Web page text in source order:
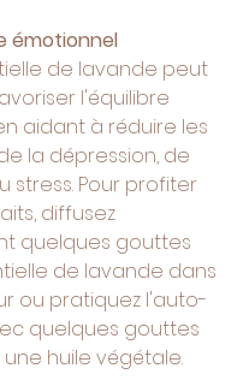
émotionnel
de lavande peut
l'équilibre
aidant à réduire les
la dépression, de
stress. Pour profiter
diffusez
quelques gouttes
de lavande dans
ou pratiquez l'auto-
quelques gouttes
huile végétale.